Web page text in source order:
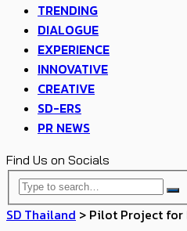
TRENDING
DIALOGUE
EXPERIENCE
INNOVATIVE
CREATIVE
SD-ERS
PR NEWS
Find Us on Socials
SD Thailand > Pilot Project for